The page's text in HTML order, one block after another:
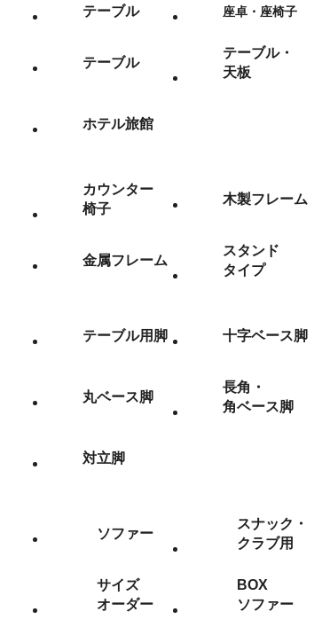
テーブル
座卓・座椅子
テーブル
テーブル・
天板
ホテル旅館
カウンター
椅子
木製フレーム
金属フレーム
スタンド
タイプ
テーブル用脚 十字ベース脚
丸ベース脚
長角・
角ベース脚
対立脚
ソファー
スナック・
クラブ用
サイズ
オーダー
BOX
ソファー